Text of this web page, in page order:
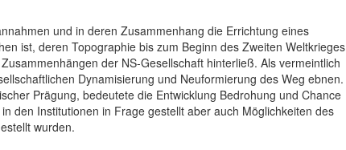
und in deren Zusammenhang die Errichtung eines
ist, deren Topographie bis zum Beginn des Zweiten Weltkrieges
der NS-Gesellschaft hinterließ. Als vermeintlich
Dynamisierung und Neuformierung des Weg ebnen.
Prägung, bedeutete die Entwicklung Bedrohung und Chance
den Institutionen in Frage gestellt aber auch Möglichkeiten des
wurden.